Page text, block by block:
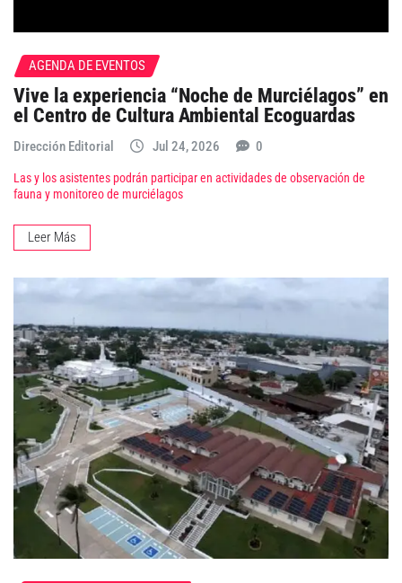
AGENDA DE EVENTOS
Vive la experiencia “Noche de Murciélagos” en
el Centro de Cultura Ambiental Ecoguardas
Dirección Editorial Jul 24, 2026 0
Las y los asistentes podrán participar en actividades de observación de
fauna y monitoreo de murciélagos
Leer Más